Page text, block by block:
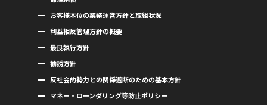
お客様本位の業務運営方針と取組状況
利益相反管理方針の概要
最良執行方針
勧誘方針
反社会的勢力との関係遮断のための基本方針
マネー・ローンダリング等防止ポリシー